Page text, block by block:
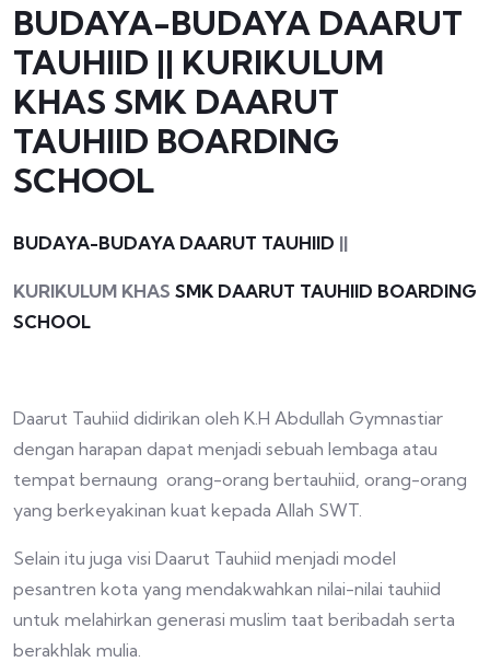
BUDAYA-BUDAYA DAARUT
TAUHIID || KURIKULUM
KHAS SMK DAARUT
TAUHIID BOARDING
SCHOOL
BUDAYA-BUDAYA DAARUT TAUHIID ||
KURIKULUM KHAS SMK DAARUT TAUHIID BOARDING
SCHOOL
Daarut Tauhiid didirikan oleh K.H Abdullah Gymnastiar
dengan harapan dapat menjadi sebuah lembaga atau
tempat bernaung orang-orang bertauhiid, orang-orang
yang berkeyakinan kuat kepada Allah SWT.
Selain itu juga visi Daarut Tauhiid menjadi model
pesantren kota yang mendakwahkan nilai-nilai tauhiid
untuk melahirkan generasi muslim taat beribadah serta
berakhlak mulia.